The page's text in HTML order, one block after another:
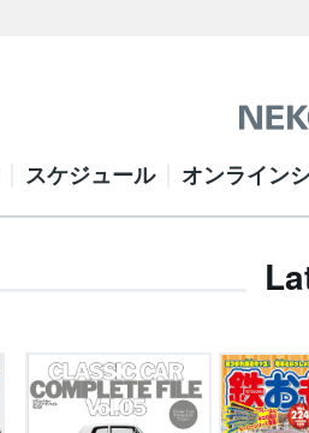
スケジュール オンライン